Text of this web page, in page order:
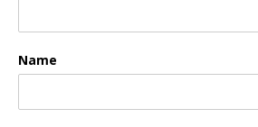
Name